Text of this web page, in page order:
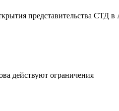
представительства СТД в
действуют ограничения